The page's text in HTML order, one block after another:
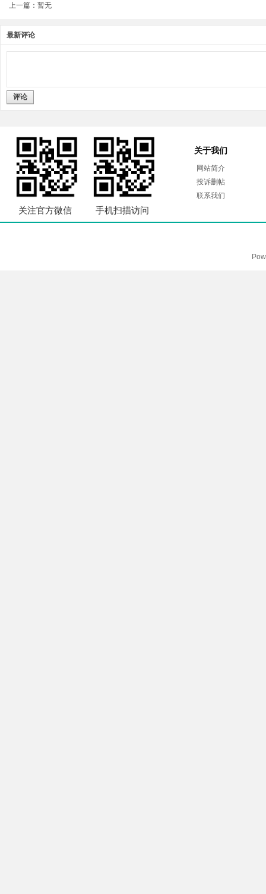
上一篇：暂无
最新评论
评论
关注官方微信 手机扫描访问
关于我们
网站简介
投诉删帖
联系我们